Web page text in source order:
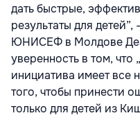
дать быстрые,
результаты для
ЮНИСЕФ в Молдове
уверенность в том, что
инициатива имеет все
того, чтобы принести
только для детей из